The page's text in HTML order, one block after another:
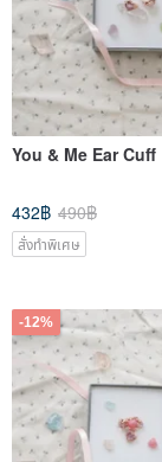
You & Me Ear Cuff
432฿ 490฿
สั่งทำพิเศษ
-12%